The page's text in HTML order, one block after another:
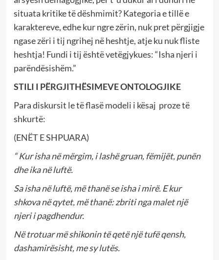
situata kritike të dëshmimit? Kategoria e tillë e
karaktereve, edhe kur ngre zërin, nuk pret përgjigje
ngase zëri i tij ngrihej në heshtje, atje ku nuk fliste
heshtja! Fundi i tij është vetëgjykues: “Isha njeri i
parëndësishëm.”
STILI I PËRGJITHËSIMEVE ONTOLOGJIKE
Para diskursit le të flasë modeli i kësaj proze të
shkurtë:
(ENËT E SHPUARA)
“ Kur isha në mërgim, i lashë gruan, fëmijët, punën
dhe ika në luftë.
Sa isha në luftë, më thanë se isha i mirë. E kur
shkova në qytet, më thanë: zbriti nga malet një
njeri i pagdhendur.
Në trotuar më shikonin të qetë një tufë qensh,
dashamirësisht, me sy lutës.